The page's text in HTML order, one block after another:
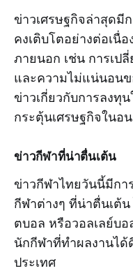
ข่าวเศรษฐกิจล่าสุดมี
คงเติบโตอย่างต่อเนื่
ภายนอก เช่น การเป
และความไม่แน่นอน
ข่าวเกี่ยวกับการลงทุ
กระตุ้นเศรษฐกิจในอ
ข่าวกีฬาที่น่าตื่นเต้น
ข่าวกีฬาไทยวันนี้มีกา
กีฬาต่างๆ ที่น่าตื่นเต้
ตบอล หรือวอลเลย์บ
นักกีฬาที่ทำผลงานได้
ประเทศ